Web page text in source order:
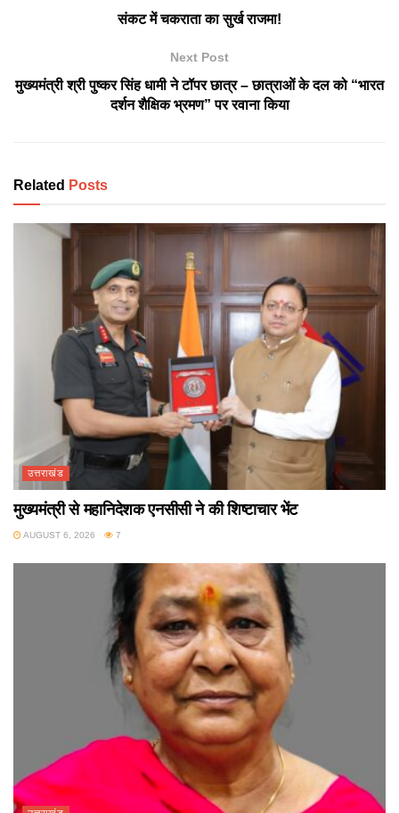
संकट में चकराता का सुर्ख राजमा!
Next Post
मुख्यमंत्री श्री पुष्कर सिंह धामी ने टॉपर छात्र – छात्राओं के दल को “भारत
दर्शन शैक्षिक भ्रमण” पर रवाना किया
Related Posts
उत्तराखंड
मुख्यमंत्री से महानिदेशक एनसीसी ने की शिष्टाचार भेंट
AUGUST 6, 2026 7